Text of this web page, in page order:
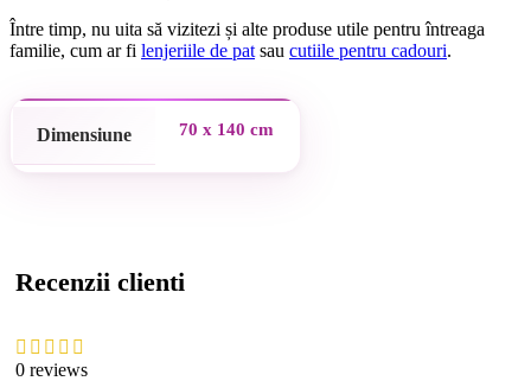
Între timp, nu uita să vizitezi și alte produse utile pentru întreaga
familie, cum ar fi lenjeriile de pat sau cutiile pentru cadouri.
Dimensiune 70 x 140 cm
Recenzii clienti
0 reviews